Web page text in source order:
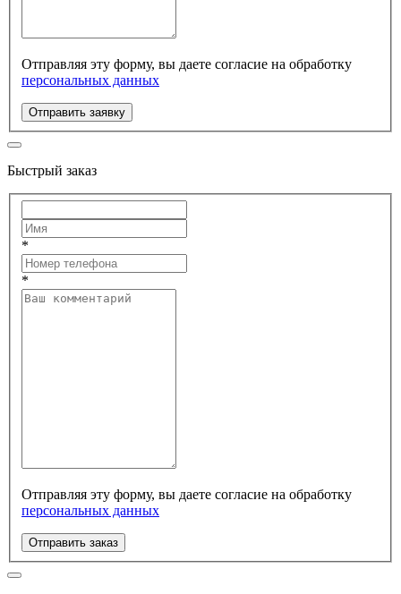
Отправляя эту форму, вы даете согласие на обработку
персональных данных
Отправить заявку
Быстрый заказ
*
*
Отправляя эту форму, вы даете согласие на обработку
персональных данных
Отправить заказ